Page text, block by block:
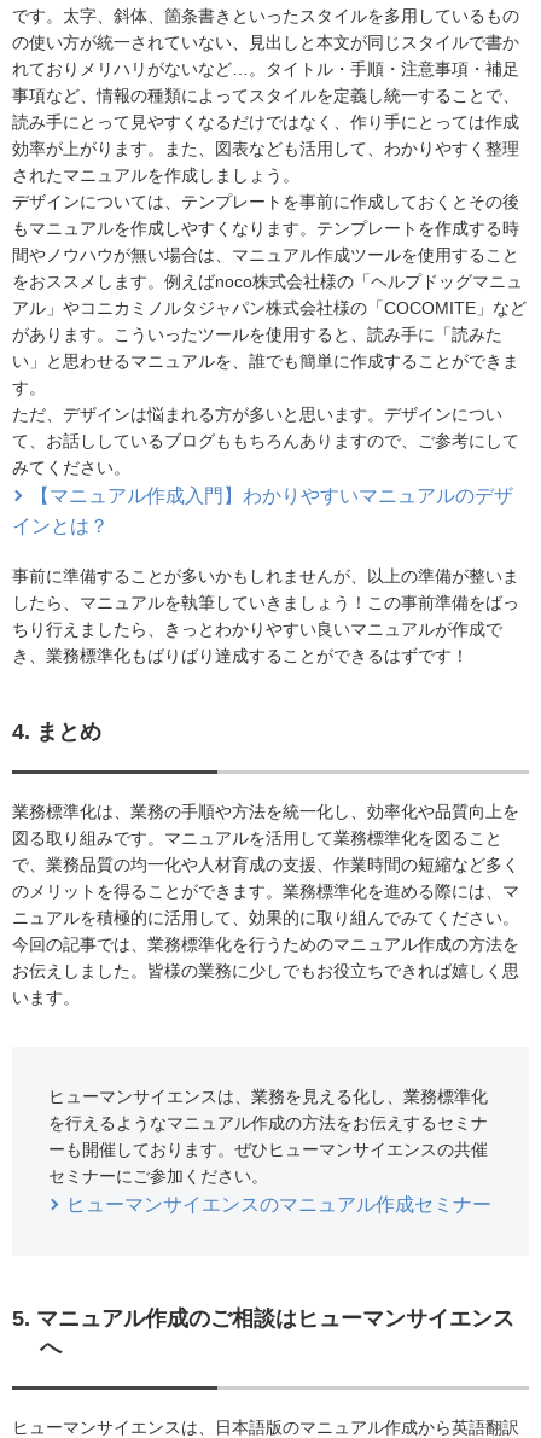
です。太字、斜体、箇条書きといったスタイルを多用しているもの
の使い方が統一されていない、見出しと本文が同じスタイルで書か
れておりメリハリがないなど…。タイトル・手順・注意事項・補足
事項など、情報の種類によってスタイルを定義し統一することで、
読み手にとって見やすくなるだけではなく、作り手にとっては作成
効率が上がります。また、図表なども活用して、わかりやすく整理
されたマニュアルを作成しましょう。
デザインについては、テンプレートを事前に作成しておくとその後
もマニュアルを作成しやすくなります。テンプレートを作成する時
間やノウハウが無い場合は、マニュアル作成ツールを使用すること
をおススメします。例えばnoco株式会社様の「ヘルプドッグマニュ
アル」やコニカミノルタジャパン株式会社様の「COCOMITE」など
があります。こういったツールを使用すると、読み手に「読みた
い」と思わせるマニュアルを、誰でも簡単に作成することができま
す。
ただ、デザインは悩まれる方が多いと思います。デザインについ
て、お話ししているブログももちろんありますので、ご参考にして
みてください。
【マニュアル作成入門】わかりやすいマニュアルのデザ
インとは？
事前に準備することが多いかもしれませんが、以上の準備が整いま
したら、マニュアルを執筆していきましょう！この事前準備をばっ
ちり行えましたら、きっとわかりやすい良いマニュアルが作成で
き、業務標準化もばりばり達成することができるはずです！
4. まとめ
業務標準化は、業務の手順や方法を統一化し、効率化や品質向上を
図る取り組みです。マニュアルを活用して業務標準化を図ること
で、業務品質の均一化や人材育成の支援、作業時間の短縮など多く
のメリットを得ることができます。業務標準化を進める際には、マ
ニュアルを積極的に活用して、効果的に取り組んでみてください。
今回の記事では、業務標準化を行うためのマニュアル作成の方法を
お伝えしました。皆様の業務に少しでもお役立ちできれば嬉しく思
います。
ヒューマンサイエンスは、業務を見える化し、業務標準化
を行えるようなマニュアル作成の方法をお伝えするセミナ
ーも開催しております。ぜひヒューマンサイエンスの共催
セミナーにご参加ください。
ヒューマンサイエンスのマニュアル作成セミナー
5. マニュアル作成のご相談はヒューマンサイエンス
へ
ヒューマンサイエンスは、日本語版のマニュアル作成から英語翻訳